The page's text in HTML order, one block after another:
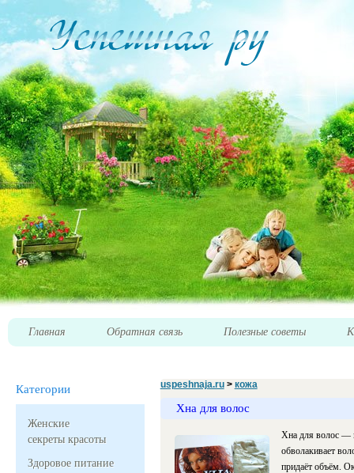
Главная Обратная связь Полезные советы
Категории
Женские
секреты красоты
Здоровое питание
uspeshnaja.ru> кожа
Хна для волос
Хна для волос —
обволакивает
придаёт объём.